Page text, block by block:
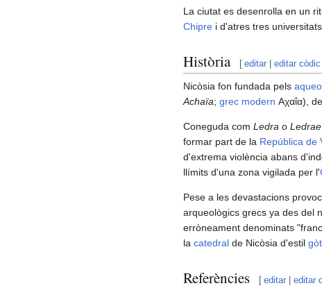
La ciutat es desenrolla en un
Chipre i d'atres tres
Història [ editar |editar còdic
Nicòsia fon fundada pels
Achaïa; grec modern Αχαΐα),
Coneguda com Ledra o Ledrae
formar part de la República de
d'extrema violència abans
llímits d'una zona vigilada per l'
Pese a les devastacions
arqueològics grecs ya des del
erròneament denominats
la catedral de Nicòsia d'estil
Referències [ editar |editar